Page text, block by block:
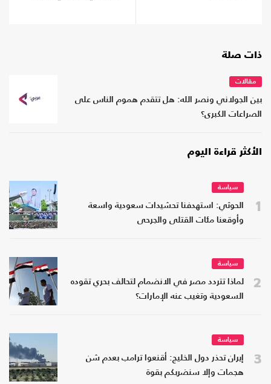
ذات صلة
مقالات
بين الجولاني ونصر الله: هل تتقدم هموم الناس على
الصراعات الكبرى؟
الأكثر قراءة اليوم
1
سياسة
الحوثي: استهدفنا تحشيدات سعودية واسعة
وأوقعنا مئات القتلى والجرحى
2
سياسة
لماذا تتردد مصر في الانضمام لتحالف بحري تقوده
السعودية وتغيب عنه الإمارات؟
3
سياسة
إيران تحذر دول الخليج: أقنعوا ترامب بعدم شن
هجمات وإلا سنضربكم بقوة